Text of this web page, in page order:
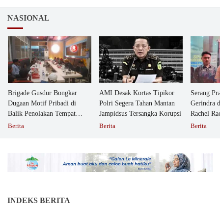
NASIONAL
Brigade Gusdur Bongkar
Dugaan Motif Pribadi di
Balik Penolakan Tempat
Ibadah GKJW Bangil
Berita
AMI Desak Kortas Tipikor
Polri Segera Tahan Mantan
Jampidsus Tersangka Korupsi
Berita
Serang
Gerindra
Rachel
Berita
INDEKS BERITA